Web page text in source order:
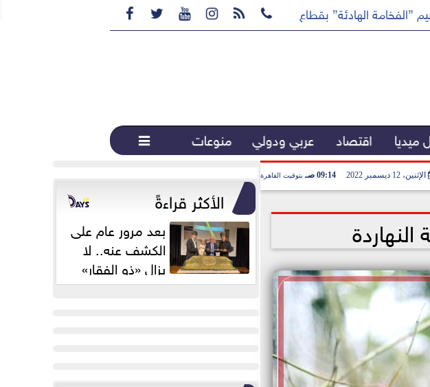
     
الهادئة” بقطاع القهوة المختصة...
اقتصاد عربي ودولي منوعات 
الإثنين، 12 ديسمبر 2022 09:14 صـ بتوقيت القاهرة
الأكثر قراءةً
بعد مرور عام على
الكشف عنه.. لا
يزال «ذو الفقار»
محور اهتمام...